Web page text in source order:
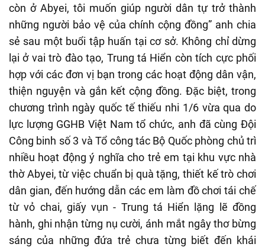
còn ở Abyei, tôi muốn giúp người dân tự trở thành
những người bảo vệ của chính cộng đồng” anh chia
sẻ sau một buổi tập huấn tại cơ sở. Không chỉ dừng
lại ở vai trò đào tạo, Trung tá Hiển còn tích cực phối
hợp với các đơn vị bạn trong các hoạt động dân vận,
thiện nguyện và gắn kết cộng đồng. Đặc biệt, trong
chương trình ngày quốc tế thiếu nhi 1/6 vừa qua do
lực lượng GGHB Việt Nam tổ chức, anh đã cùng Đội
Công binh số 3 và Tổ công tác Bộ Quốc phòng chủ trì
nhiều hoạt động ý nghĩa cho trẻ em tại khu vực nhà
thờ Abyei, từ việc chuẩn bị quà tặng, thiết kế trò chơi
dân gian, đến hướng dẫn các em làm đồ chơi tái chế
từ vỏ chai, giấy vụn - Trung tá Hiển lặng lẽ đồng
hành, ghi nhận từng nụ cười, ánh mắt ngây thơ bừng
sáng của những đứa trẻ chưa từng biết đến khái